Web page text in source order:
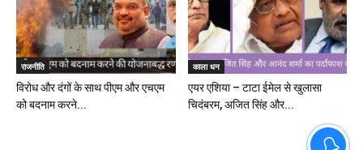
राजनीति
विरोध और दंगों के साथ पीएम और एचएम
को बदनाम करने...
काला धन
एयर एशिया – टाटा ईमेल से खुलासा
चिदंबरम, अजित सिंह और...